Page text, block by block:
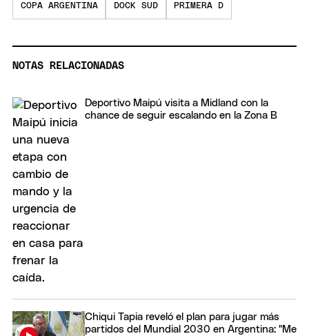
COPA ARGENTINA DOCK SUD PRIMERA D
NOTAS RELACIONADAS
Deportivo Maipú visita a Midland con la
chance de seguir escalando en la Zona B
Chiqui Tapia reveló el plan para jugar más
partidos del Mundial 2030 en Argentina: "Me